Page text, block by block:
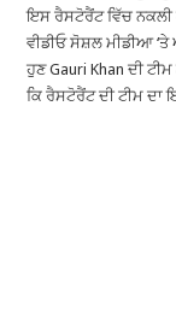
ਇਸ ਰੈਸਟੋਰੈਂਟ ਵਿੱਚ ਨਕਲੀ
ਵੀਡੀਓ ਸੋਸ਼ਲ ਮੀਡੀਆ
ਹੁਣ Gauri Khan ਦੀ
ਕਿ ਰੈਸਟੋਰੈਂਟ ਦੀ ਟੀਮ ਦਾ